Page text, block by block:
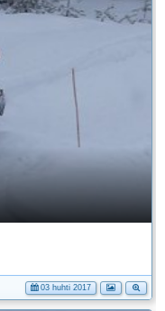
03 huhti 2017